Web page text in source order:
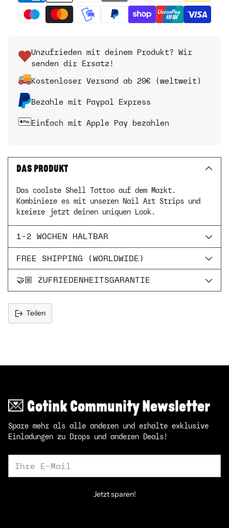
Unzufrieden mit deinem Produkt? Wir
senden dir Ersatz!
Kostenloser Versand ab 29€ (weltweit)
Bezahle mit Paypal Express
Einfach mit Apple Pay bezahlen
DAS PRODUKT
Das coolste Shell Tattoo auf dem Markt.
Kombiniere es mit unseren Nail Art Strips und
kreiere jetzt deinen uniquen Look.
1-2 WOCHEN HALTBAR
FREE SHIPPING (WORLDWIDE)
🤝🏼 ZUFRIEDENHEITSGARANTIE
Teilen
💌 Gotink Community Newsletter
Spare mehr als alle anderen und erhalte exklusive
Einladungen zu Drops und anderen Deals!
E-
Jetzt sparen!